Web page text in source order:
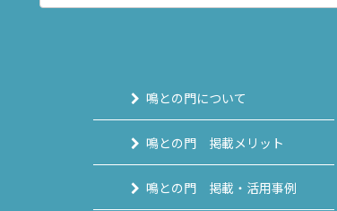
鳴との門について
鳴との門 掲載メリット
鳴との門 掲載・活用事例